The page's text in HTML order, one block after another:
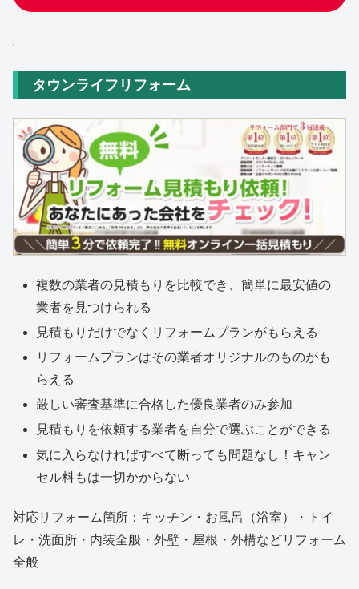
タウンライフリフォーム
複数の業者の見積もりを比較でき、簡単に最安値の
業者を見つけられる
見積もりだけでなくリフォームプランがもらえる
リフォームプランはその業者オリジナルのものがも
らえる
厳しい審査基準に合格した優良業者のみ参加
見積もりを依頼する業者を自分で選ぶことができる
気に入らなければすべて断っても問題なし！キャン
セル料もは一切かからない
対応リフォーム箇所：キッチン・お風呂（浴室）・トイ
レ・洗面所・内装全般・外壁・屋根・外構などリフォーム
全般